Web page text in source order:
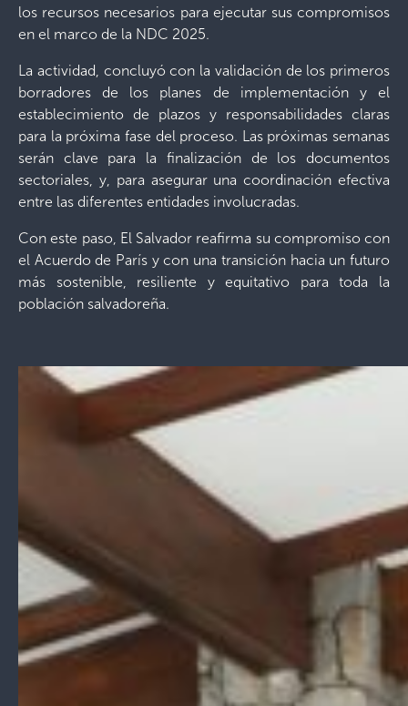
los recursos necesarios para ejecutar sus compromisos
en el marco de la NDC 2025.
La actividad, concluyó con la validación de los primeros
borradores de los planes de implementación y el
establecimiento de plazos y responsabilidades claras
para la próxima fase del proceso. Las próximas semanas
serán clave para la finalización de los documentos
sectoriales, y, para asegurar una coordinación efectiva
entre las diferentes entidades involucradas.
Con este paso, El Salvador reafirma su compromiso con
el Acuerdo de París y con una transición hacia un futuro
más sostenible, resiliente y equitativo para toda la
población salvadoreña.